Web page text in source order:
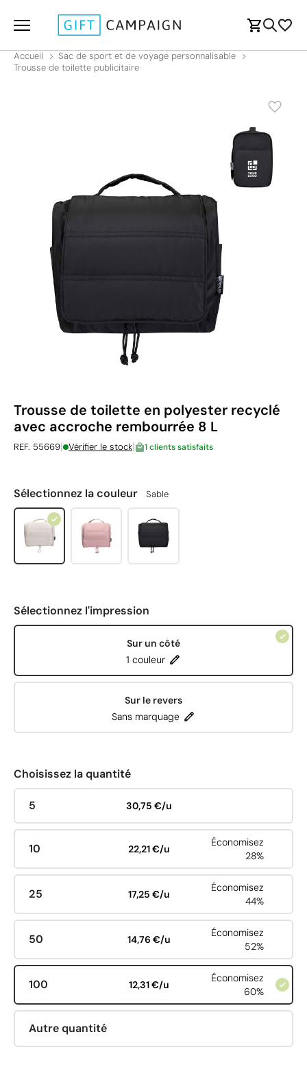
Accueil
Sac de sport et de voyage personnalisable
Trousse de toilette publicitaire
Trousse de toilette en polyester recyclé
avec accroche rembourrée 8 L
REF. 55669| Vérifier le stock| 1 clients satisfaits
Sélectionnez la couleur Sable
Sélectionnez l'impression
Sur un côté
1 couleur
Sur le revers
Sans marquage
Choisissez la quantité
5 30,75 €/u
10 22,21 €/u
Économisez
28%
25 17,25 €/u
Économisez
44%
50 14,76 €/u
Économisez
52%
100 12,31 €/u
Économisez
60%
Autre quantité